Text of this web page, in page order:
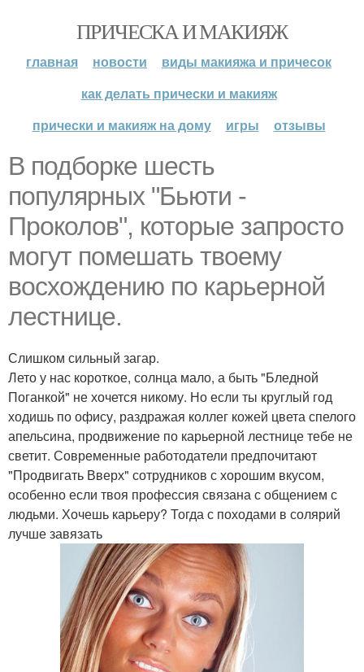
ПРИЧЕСКА И МАКИЯЖ
главная новости
виды макияжа и причесок
как делать прически и макияж
прически и макияж на дому
игры отзывы
В подборке шесть
популярных "Бьюти -
Проколов", которые запросто
могут помешать твоему
восхождению по карьерной
лестнице.
Слишком сильный загар.
Лето у нас короткое, солнца мало, а быть "Бледной
Поганкой" не хочется никому. Но если ты круглый год
ходишь по офису, раздражая коллег кожей цвета спелого
апельсина, продвижение по карьерной лестнице тебе не
светит. Современные работодатели предпочитают
"Продвигать Вверх" сотрудников с хорошим вкусом,
особенно если твоя профессия связана с общением с
людьми. Хочешь карьеру? Тогда с походами в солярий
лучше завязать